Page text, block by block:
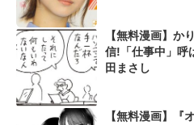
【無料漫画】か
信!「仕事中」呼
田まさし
【無料漫画】『